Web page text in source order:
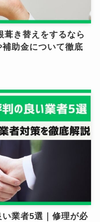
葺き替えをするなら
助金について徹底
業者5選｜修理が必